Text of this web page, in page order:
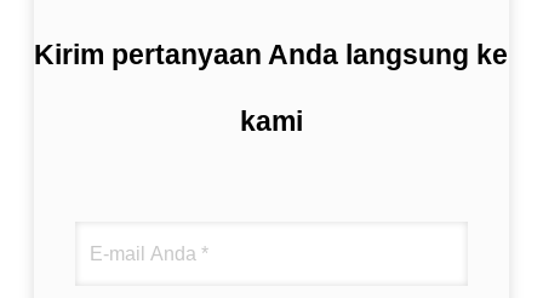
Kirim pertanyaan Anda langsung ke
kami